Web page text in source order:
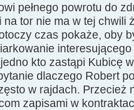
pełnego powrotu do
na tor nie ma w tej chwili
czas pokaże, oby
kto zastąpi Kubicę
dlaczego Robert
w rajdach. Przecież
zapisami w